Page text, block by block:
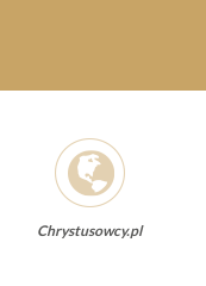
Chrystusowcy.pl